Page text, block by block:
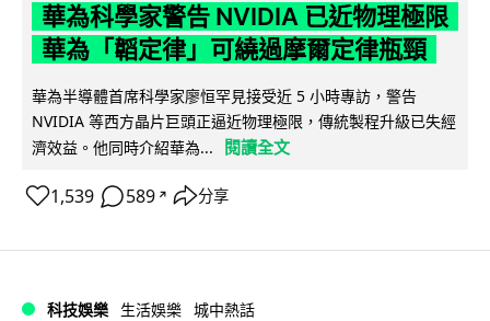
華為科學家警告 NVIDIA 已近物理極限
華為「韜定律」可繞過摩爾定律瓶頸
華為半導體首席科學家廖恒罕見接受近 5 小時專訪，警告
NVIDIA 等西方晶片巨頭正逼近物理極限，傳統製程升級已失經
濟效益。他同時介紹華為...
閱讀全文
1,539 589 ↗ 分享
科技娛樂 生活娛樂 城中熱話